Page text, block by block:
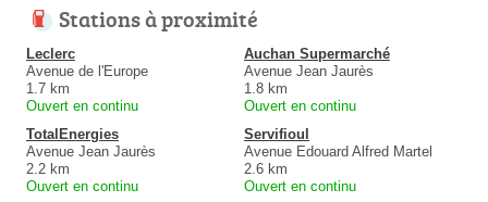
Stations à proximité
Leclerc
Avenue de l'Europe
1.7 km
Ouvert en continu
Auchan Supermarché
Avenue Jean Jaurès
1.8 km
Ouvert en continu
TotalEnergies
Avenue Jean Jaurès
2.2 km
Ouvert en continu
Servifioul
Avenue Edouard Alfred Martel
2.6 km
Ouvert en continu